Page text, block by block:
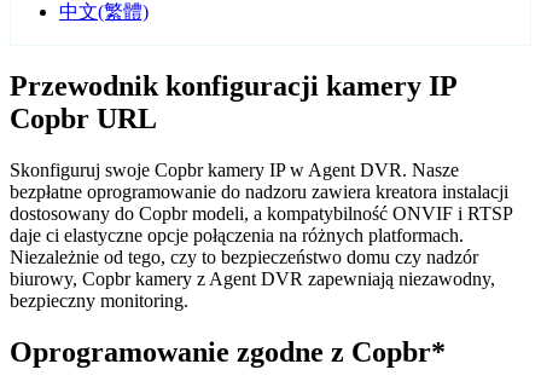
中文(繁體)
Przewodnik konfiguracji kamery IP
Copbr URL
Skonfiguruj swoje Copbr kamery IP w Agent DVR. Nasze
bezpłatne oprogramowanie do nadzoru zawiera kreatora instalacji
dostosowany do Copbr modeli, a kompatybilność ONVIF i RTSP
daje ci elastyczne opcje połączenia na różnych platformach.
Niezależnie od tego, czy to bezpieczeństwo domu czy nadzór
biurowy, Copbr kamery z Agent DVR zapewniają niezawodny,
bezpieczny monitoring.
Oprogramowanie zgodne z Copbr*